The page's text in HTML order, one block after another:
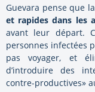
Guevara pense que
et rapides dans les
avant leur départ.
personnes infectées
pas voyager, et
d’introduire des
contre-productives»